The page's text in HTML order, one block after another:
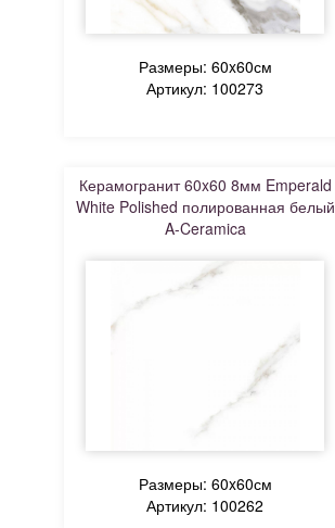
Размеры: 60x60см
Артикул: 100273
Керамогранит 60x60 8мм Emperald
White Polished полированная белый
A-Ceramica
Размеры: 60x60см
Артикул: 100262